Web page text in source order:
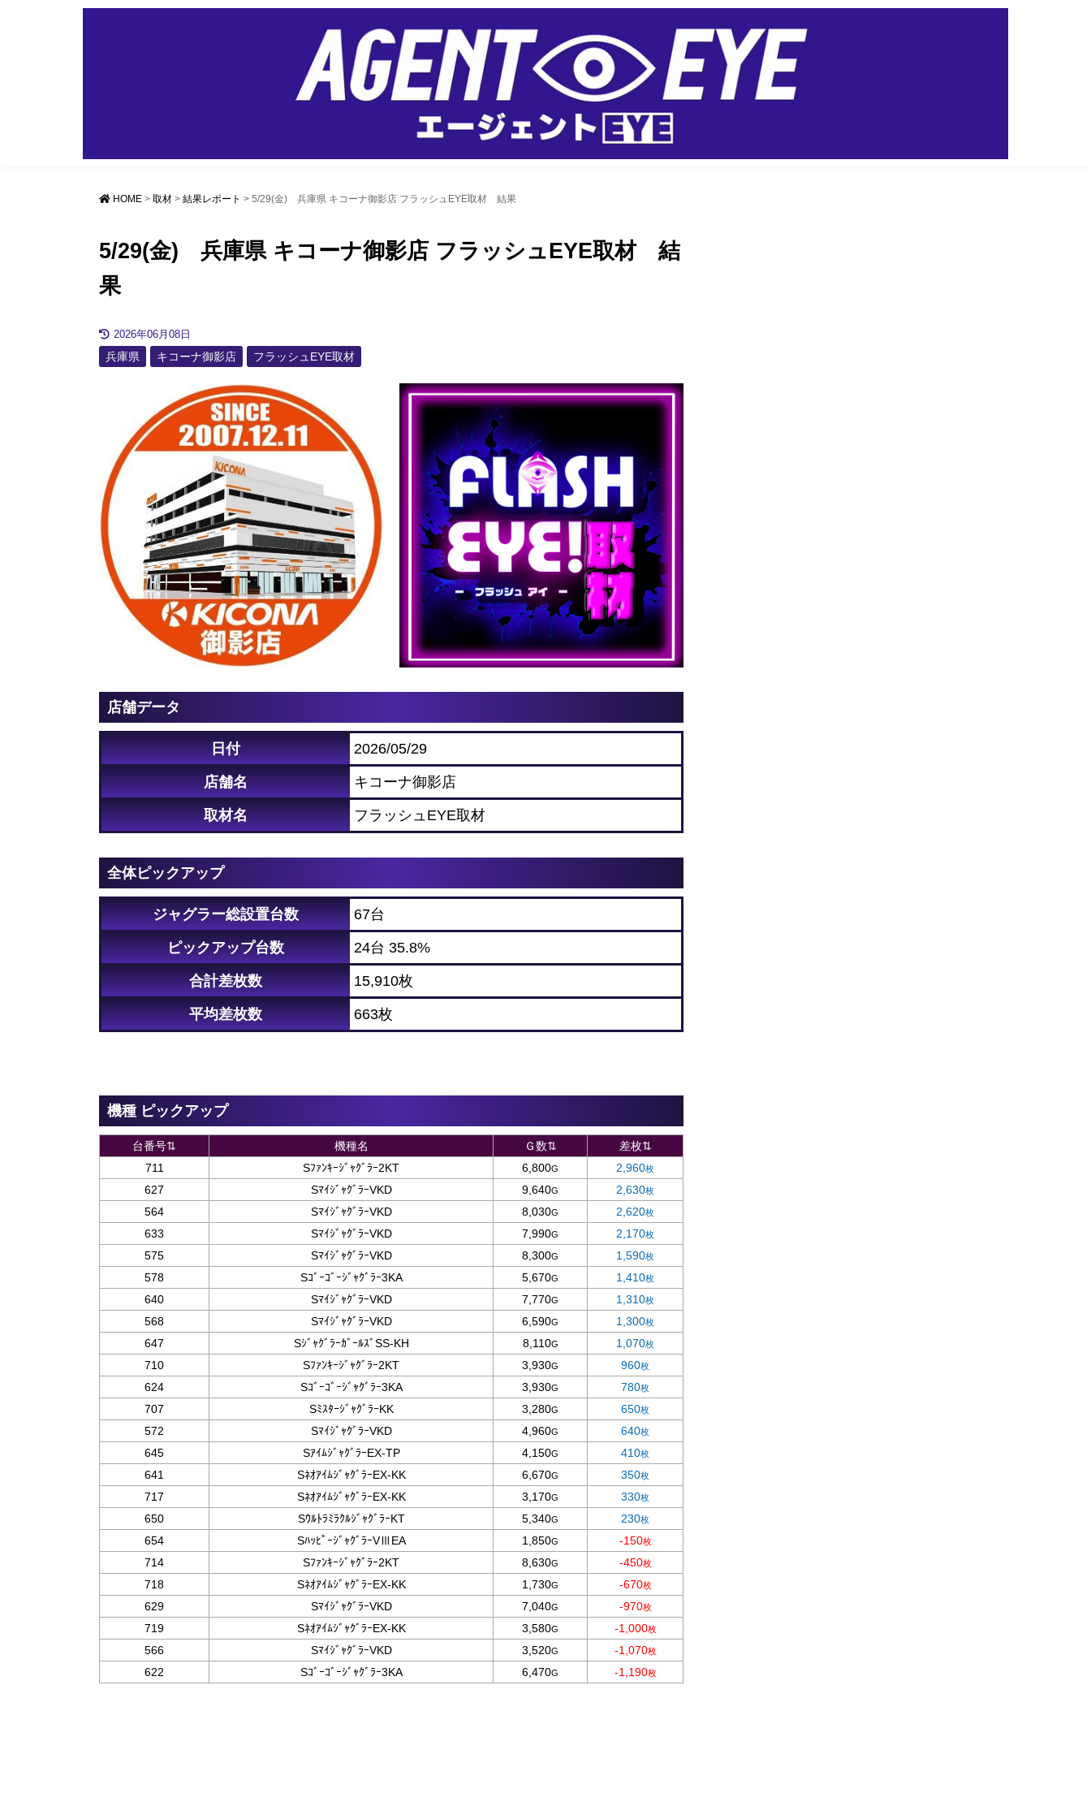
HOME > 取材 > 結果レポート > 5/29(金) 兵庫県 キコーナ御影店 フラッシュEYE取材 結果
5/29(金) 兵庫県 キコーナ御影店 フラッシュEYE取材 結
果
2026年06月08日
兵庫県 キコーナ御影店 フラッシュEYE取材
店舗データ
日付 2026/05/29
店舗名 キコーナ御影店
取材名 フラッシュEYE取材
全体ピックアップ
ジャグラー総設置台数 67台
ピックアップ台数 24台 35.8%
合計差枚数 15,910枚
平均差枚数 663枚
機種 ピックアップ
台番号⇅ 機種名 Ｇ数⇅
差枚⇅
711
Sﾌｧﾝｷｰｼﾞｬｸﾞﾗｰ2KT 6,800
2,960
627
SﾏｲｼﾞｬｸﾞﾗｰVKD 9,640
2,630
564
SﾏｲｼﾞｬｸﾞﾗｰVKD 8,030
2,620
633
SﾏｲｼﾞｬｸﾞﾗｰVKD 7,990
2,170
575
SﾏｲｼﾞｬｸﾞﾗｰVKD 8,300
1,590
578
Sｺﾞｰｺﾞｰｼﾞｬｸﾞﾗｰ3KA 5,670
1,410
640
SﾏｲｼﾞｬｸﾞﾗｰVKD 7,770
1,310
568
SﾏｲｼﾞｬｸﾞﾗｰVKD 6,590
1,300
647
SｼﾞｬｸﾞﾗｰｶﾞｰﾙｽﾞSS-KH 8,110
1,070
710
Sﾌｧﾝｷｰｼﾞｬｸﾞﾗｰ2KT 3,930
960
624
Sｺﾞｰｺﾞｰｼﾞｬｸﾞﾗｰ3KA 3,930
780
707
SﾐｽﾀｰｼﾞｬｸﾞﾗｰKK 3,280
650
572
SﾏｲｼﾞｬｸﾞﾗｰVKD 4,960
640
645
SｱｲﾑｼﾞｬｸﾞﾗｰEX-TP 4,150
410
641
SﾈｵｱｲﾑｼﾞｬｸﾞﾗｰEX-KK 6,670
350
717
SﾈｵｱｲﾑｼﾞｬｸﾞﾗｰEX-KK 3,170
330
650
SｳﾙﾄﾗﾐﾗｸﾙｼﾞｬｸﾞﾗｰKT 5,340
230
654
SﾊｯﾋﾟｰｼﾞｬｸﾞﾗｰVⅢEA 1,850
-150
714
Sﾌｧﾝｷｰｼﾞｬｸﾞﾗｰ2KT 8,630
-450
718
SﾈｵｱｲﾑｼﾞｬｸﾞﾗｰEX-KK 1,730
-670
629
SﾏｲｼﾞｬｸﾞﾗｰVKD 7,040
-970
719
SﾈｵｱｲﾑｼﾞｬｸﾞﾗｰEX-KK 3,580
-1,000
566
SﾏｲｼﾞｬｸﾞﾗｰVKD 3,520
-1,070
622
Sｺﾞｰｺﾞｰｼﾞｬｸﾞﾗｰ3KA 6,470 -1,190